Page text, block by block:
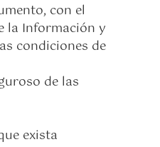
con el
la Información y
condiciones de
de las
exista